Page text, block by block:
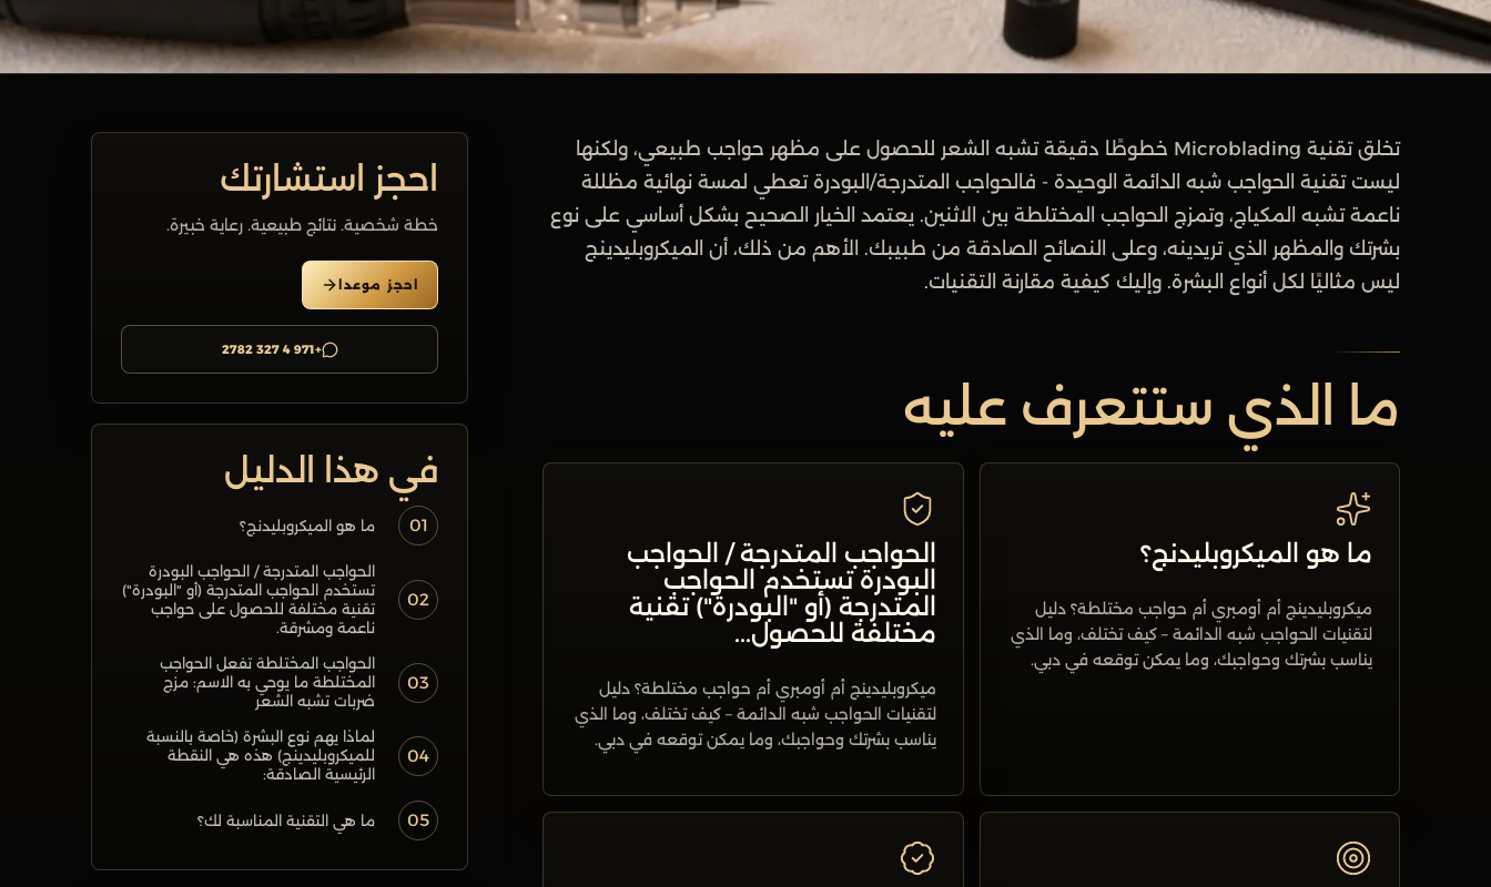
تخلق تقنية Microblading خطوطًا دقيقة تشبه الشعر للحصول على مظهر حواجب طبيعي، ولكنها
ليست تقنية الحواجب شبه الدائمة الوحيدة - فالحواجب المتدرجة/البودرة تعطي لمسة نهائية مظللة
ناعمة تشبه المكياج، وتمزج الحواجب المختلطة بين الاثنين. يعتمد الخيار الصحيح بشكل أساسي على نوع
بشرتك والمظهر الذي تريدينه، وعلى النصائح الصادقة من طبيبك. الأهم من ذلك، أن الميكروبليدينج
ليس مثاليًا لكل أنواع البشرة. وإليك كيفية مقارنة التقنيات.
ما الذي ستتعرف عليه
ما هو الميكروبليدنج؟
ميكروبليدينج أم أومبري أم حواجب مختلطة؟ دليل
لتقنيات الحواجب شبه الدائمة – كيف تختلف، وما الذي
يناسب بشرتك وحواجبك، وما يمكن توقعه في دبي.
الحواجب المتدرجة / الحواجب
البودرة تستخدم الحواجب
المتدرجة (أو "البودرة") تقنية
مختلفة للحصول...
ميكروبليدينج أم أومبري أم حواجب مختلطة؟ دليل
لتقنيات الحواجب شبه الدائمة – كيف تختلف، وما الذي
يناسب بشرتك وحواجبك، وما يمكن توقعه في دبي.
احجز استشارتك
خطة شخصية. نتائج طبيعية. رعاية خبيرة.
احجز موعدا
+971 4 327 2782
في هذا الدليل
01 ما هو الميكروبليدنج؟
02
الحواجب المتدرجة / الحواجب البودرة
تستخدم الحواجب المتدرجة (أو "البودرة")
تقنية مختلفة للحصول على حواجب
ناعمة ومشرقة.
03
الحواجب المختلطة تفعل الحواجب
المختلطة ما يوحي به الاسم: مزج
ضربات تشبه الشعر
04
لماذا يهم نوع البشرة (خاصة بالنسبة
للميكروبليدينج) هذه هي النقطة
الرئيسية الصادقة:
05 ما هي التقنية المناسبة لك؟